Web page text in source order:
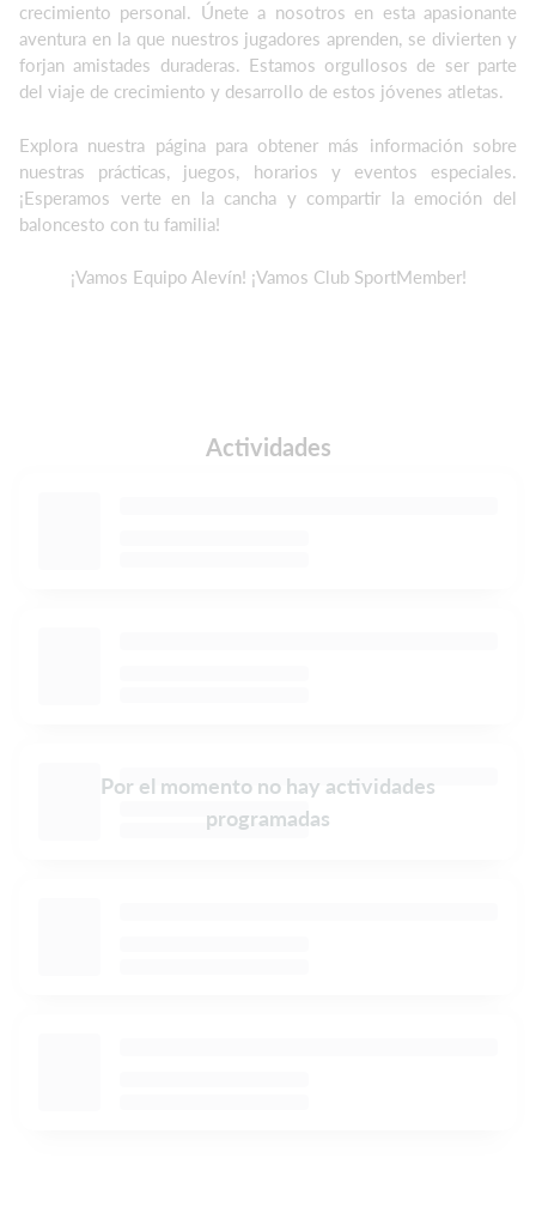
crecimiento personal. Únete a nosotros en esta apasionante
aventura en la que nuestros jugadores aprenden, se divierten y
forjan amistades duraderas. Estamos orgullosos de ser parte
del viaje de crecimiento y desarrollo de estos jóvenes atletas.
Explora nuestra página para obtener más información sobre
nuestras prácticas, juegos, horarios y eventos especiales.
¡Esperamos verte en la cancha y compartir la emoción del
baloncesto con tu familia!
¡Vamos Equipo Alevín! ¡Vamos Club SportMember!
Actividades
Por el momento no hay actividades
programadas